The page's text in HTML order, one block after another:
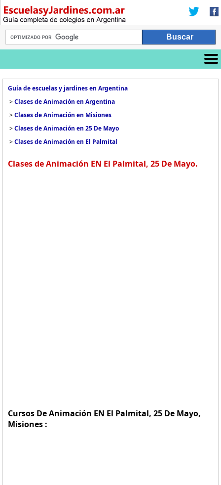
Guía de escuelas y jardines en Argentina
>Clases de Animación en Argentina
>Clases de Animación en Misiones
>Clases de Animación en 25 De Mayo
>Clases de Animación en El Palmital
Clases de Animación EN El Palmital, 25 De Mayo.
Cursos De Animación EN El Palmital, 25 De Mayo,
Misiones :